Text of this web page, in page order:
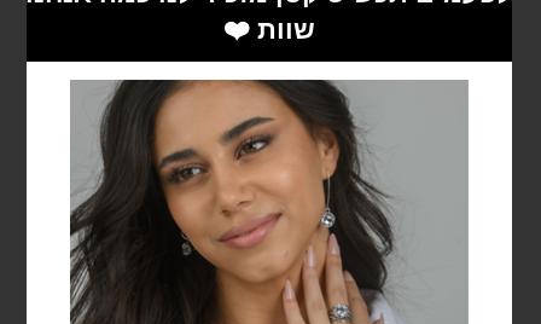
עגילים תלויים
פיליסיטי מכסף
925
₪129
הוספה
לסל